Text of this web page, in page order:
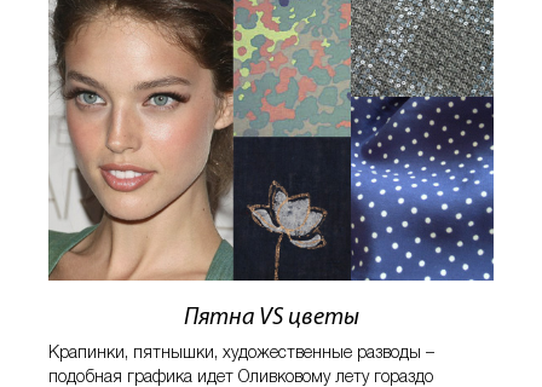
Пятна VS цветы
Крапинки, пятнышки, художественные разводы –
подобная графика идет Оливковому лету гораздо